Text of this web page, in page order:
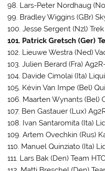
98. Lars-Peter Nordhaug
99. Bradley Wiggins (GBr)
100. Jesse Sergent (Nzl)
101. Patrick Gretsch (Ger)
102. Lieuwe Westra (Ned)
103. Julien Berard (Fra)
104. Davide Cimolai (Ita)
105. Kévin Van Impe (Bel)
106. Maarten Wynants (Bel)
107. Ben Gastauer (Lux)
108. Ivan Santaromita (Ita)
109. Artem Ovechkin (Rus)
110. Manuel Quinziato (Ita)
111. Lars Bak (Den) Team